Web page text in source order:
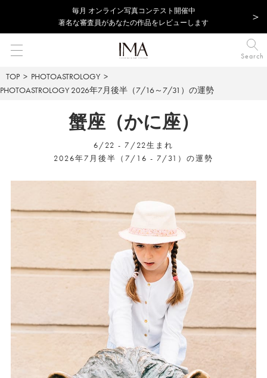
毎⽉ オンライン写真コンテスト開催中
著名な審査員があなたの作品をレビューします
Search
TOP
PHOTOASTROLOGY
PHOTOASTROLOGY 2026年7月後半（7/16～7/31）の運勢
蟹座（かに座）
6/22 - 7/22生まれ
2026年7月後半（7/16 - 7/31）の運勢